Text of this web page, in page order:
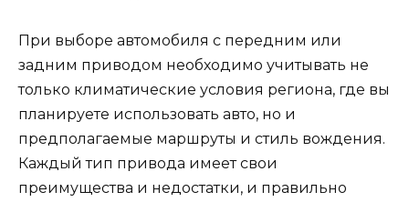
При выборе автомобиля с передним или
задним приводом необходимо учитывать не
только климатические условия региона, где вы
планируете использовать авто, но и
предполагаемые маршруты и стиль вождения.
Каждый тип привода имеет свои
преимущества и недостатки, и правильно